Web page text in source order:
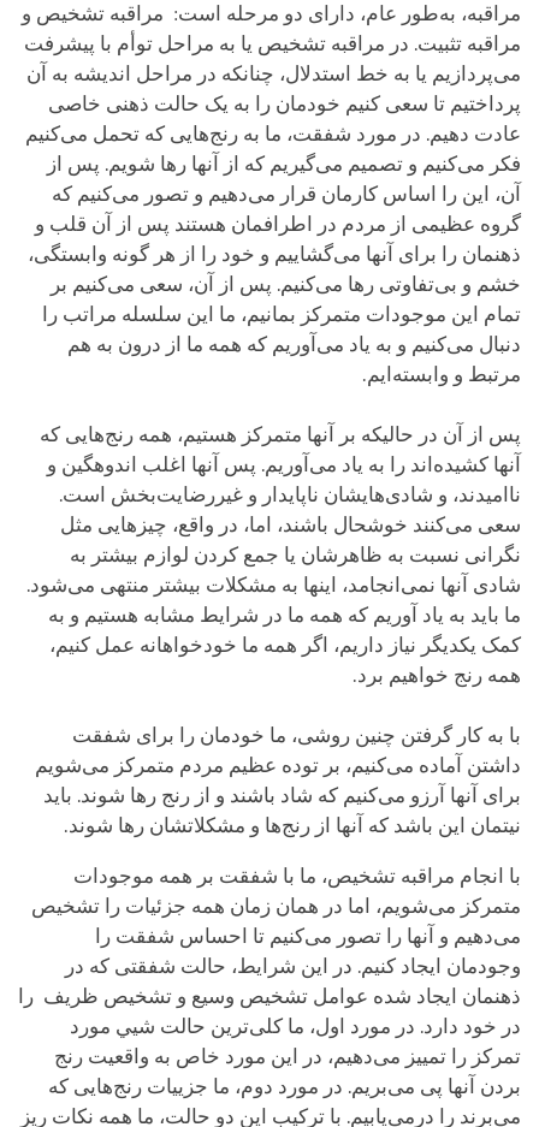
مراقبه، به‌طور عام، دارای دو مرحله است: مراقبه تشخیص و
مراقبه تثبیت. در مراقبه تشخیص یا به مراحل توأم با پیشرفت
می‌پردازیم یا به خط استدلال، چنانکه در مراحل اندیشه به آن
پرداختیم تا سعی کنیم خودمان را به یک حالت ذهنی خاصی
عادت دهیم. در مورد شفقت، ما به رنج‌هایی که تحمل می‌کنیم
فکر می‌کنیم و تصمیم‌ می‌گیریم که از آنها رها شویم. پس از
آن، این را اساس کارمان قرار می‌دهیم و تصور می‌کنیم که
گروه عظیمی از مردم در اطرافمان هستند پس از آن قلب و
ذهنمان را برای آنها می‌گشاییم و خود را از هر گونه وابستگی،
خشم و بی‌تفاوتی رها می‌کنیم. پس از آن، سعی می‌کنیم بر
تمام این موجودات متمرکز بمانیم، ما این سلسله مراتب را
دنبال می‌کنیم و به یاد می‌آوریم که همه ما از درون به هم
مرتبط و وابسته‌ایم.
پس از آن در حالیکه بر آنها متمرکز هستیم، همه رنج‌هایی که
آنها کشیده‌اند را به یاد می‌آوریم. پس آنها اغلب اندوهگین و
ناامیدند، و شادی‌هایشان ناپایدار و غیررضایت‌بخش است.
سعی می‌کنند خوشحال باشند، اما، در واقع، چیزهایی مثل
نگرانی نسبت به ظاهرشان یا جمع کردن لوازم بیشتر به
شادی آنها نمی‌انجامد، اینها به مشکلات بیشتر منتهی می‌شود.
ما باید به یاد آوریم که همه ما در شرایط مشابه هستیم و به
کمک یکدیگر نیاز داریم، اگر همه ما خودخواهانه عمل کنیم،
همه رنج خواهیم برد.
با به کار گرفتن چنین روشی، ما خودمان را برای شفقت
داشتن آماده می‌کنیم، بر توده عظیم مردم متمرکز می‌شویم
برای آنها آرزو می‌کنیم که شاد باشند و از رنج رها شوند. باید
نیتمان این باشد که آنها از رنج‌ها و مشکلاتشان رها شوند.
با انجام مراقبه تشخیص، ما با شفقت بر همه موجودات
متمرکز می‌شویم، اما در همان زمان همه جزئیات را تشخیص
می‌دهیم و آنها را تصور می‌کنیم تا احساس شفقت را
وجودمان ایجاد کنیم. در این شرایط، حالت شفقتی که در
ذهنمان ایجاد شده عوامل تشخیص وسیع و تشخیص ظریف را
در خود دارد. در مورد اول، ما کلی‌ترین حالت شیي مورد
تمرکز را تمییز می‌دهیم، در این مورد خاص به واقعیت رنج
بردن آنها پی می‌بریم. در مورد دوم، ما جزيیات رنج‌هایی که
می‌برند را درمی‌یابیم. با ترکیب این دو حالت، ما همه نکات ریز